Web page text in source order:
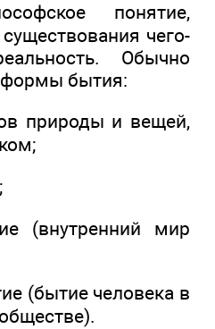
понятие,
чего-
Обычно
бытия:
природы и вещей,
(внутренний мир
(бытие человека в